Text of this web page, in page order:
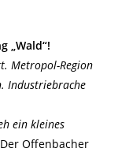
„Wald“!
Metropol-Region
Industriebrache
ein kleines
Der Offenbacher